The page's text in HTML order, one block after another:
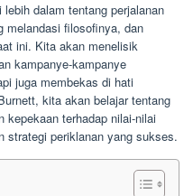
dalam tentang perjalanan
melandasi filosofinya, dan
ini. Kita akan menelisik
kampanye-kampanye
juga membekas di hati
kita akan belajar tentang
kepekaan terhadap nilai-nilai
strategi periklanan yang sukses.